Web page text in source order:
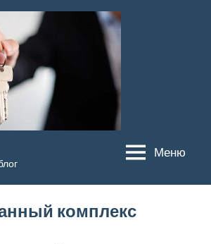
Меню
комплекс